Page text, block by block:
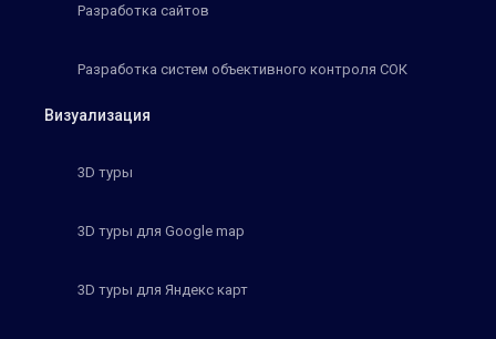
Разработка сайтов
Разработка систем объективного контроля СОК
Визуализация
3D туры
3D туры для Google map
3D туры для Яндекс карт